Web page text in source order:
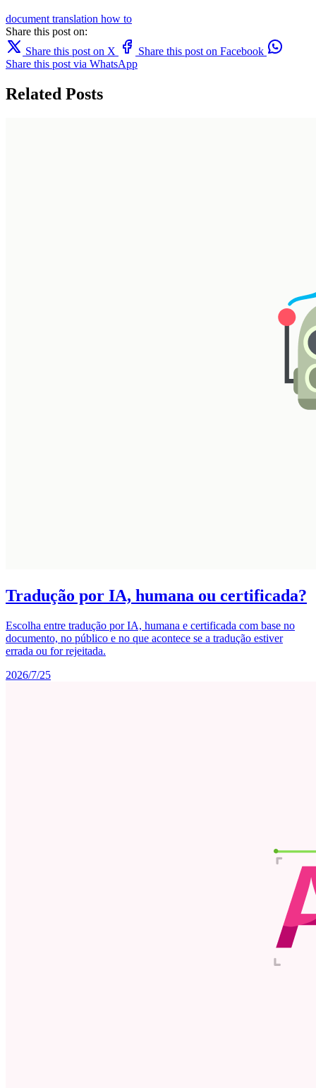
document translation how to
Share this post on:
Share this post on X
Share this post on Facebook
Share this post via WhatsApp
Related Posts
Tradução por IA, humana ou certificada?
Escolha entre tradução por IA, humana e certificada com base no
documento, no público e no que acontece se a tradução estiver
errada ou for rejeitada.
2026/7/25